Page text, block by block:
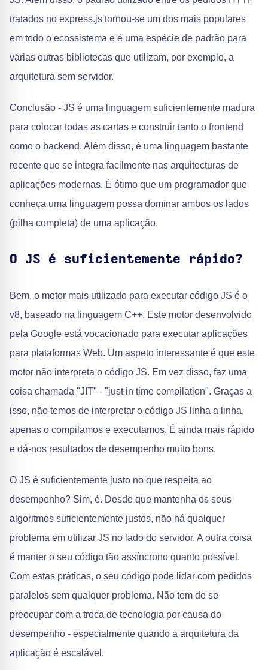
tratados no express.js tornou-se um dos mais populares
em todo o ecossistema e é uma espécie de padrão para
várias outras bibliotecas que utilizam, por exemplo, a
arquitetura sem servidor.
Conclusão - JS é uma linguagem suficientemente madura
para colocar todas as cartas e construir tanto o frontend
como o backend. Além disso, é uma linguagem bastante
recente que se integra facilmente nas arquitecturas de
aplicações modernas. É ótimo que um programador que
conheça uma linguagem possa dominar ambos os lados
(pilha completa) de uma aplicação.
O JS é suficientemente rápido?
Bem, o motor mais utilizado para executar código JS é o
v8, baseado na linguagem C++. Este motor desenvolvido
pela Google está vocacionado para executar aplicações
para plataformas Web. Um aspeto interessante é que este
motor não interpreta o código JS. Em vez disso, faz uma
coisa chamada "JIT" - "just in time compilation". Graças a
isso, não temos de interpretar o código JS linha a linha,
apenas o compilamos e executamos. É ainda mais rápido
e dá-nos resultados de desempenho muito bons.
O JS é suficientemente justo no que respeita ao
desempenho? Sim, é. Desde que mantenha os seus
algoritmos suficientemente justos, não há qualquer
problema em utilizar JS no lado do servidor. A outra coisa
é manter o seu código tão assíncrono quanto possível.
Com estas práticas, o seu código pode lidar com pedidos
paralelos sem qualquer problema. Não tem de se
preocupar com a troca de tecnologia por causa do
desempenho - especialmente quando a arquitetura da
aplicação é escalável.